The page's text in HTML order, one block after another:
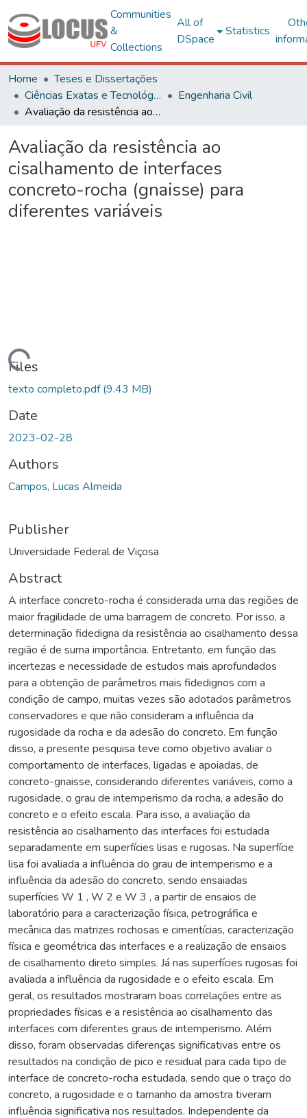
Communities
&
Collections
All of
DSpace
Statistics
Home
Teses e Dissertações
Ciências Exatas e Tecnológicas
Engenharia Civil
Avaliação da resistência ao cisalhamento de interfaces concreto-rocha (gnaisse) para diferentes variáveis
Avaliação da resistência ao
cisalhamento de interfaces
concreto-rocha (gnaisse) para
diferentes variáveis
Files
texto completo.pdf(9.43 MB)
Date
2023-02-28
Authors
Campos, Lucas Almeida
Publisher
Universidade Federal de Viçosa
Abstract
A interface concreto-rocha é considerada uma das regiões de
maior fragilidade de uma barragem de concreto. Por isso, a
determinação fidedigna da resistência ao cisalhamento dessa
região é de suma importância. Entretanto, em função das
incertezas e necessidade de estudos mais aprofundados
para a obtenção de parâmetros mais fidedignos com a
condição de campo, muitas vezes são adotados parâmetros
conservadores e que não consideram a influência da
rugosidade da rocha e da adesão do concreto. Em função
disso, a presente pesquisa teve como objetivo avaliar o
comportamento de interfaces, ligadas e apoiadas, de
concreto-gnaisse, considerando diferentes variáveis, como a
rugosidade, o grau de intemperismo da rocha, a adesão do
concreto e o efeito escala. Para isso, a avaliação da
resistência ao cisalhamento das interfaces foi estudada
separadamente em superfícies lisas e rugosas. Na superfície
lisa foi avaliada a influência do grau de intemperismo e a
influência da adesão do concreto, sendo ensaiadas
superfícies W 1 , W 2 e W 3 , a partir de ensaios de
laboratório para a caracterização física, petrográfica e
mecânica das matrizes rochosas e cimentícias, caracterização
física e geométrica das interfaces e a realização de ensaios
de cisalhamento direto simples. Já nas superfícies rugosas foi
avaliada a influência da rugosidade e o efeito escala. Em
geral, os resultados mostraram boas correlações entre as
propriedades físicas e a resistência ao cisalhamento das
interfaces com diferentes graus de intemperismo. Além
disso, foram observadas diferenças significativas entre os
resultados na condição de pico e residual para cada tipo de
interface de concreto-rocha estudada, sendo que o traço do
concreto, a rugosidade e o tamanho da amostra tiveram
influência significativa nos resultados. Independente da